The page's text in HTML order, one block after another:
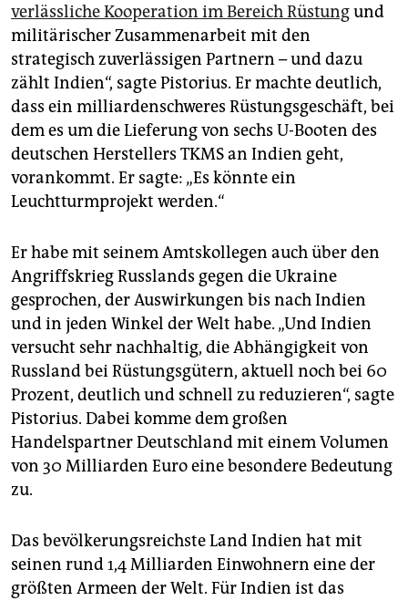
verlässliche Kooperation im Bereich Rüstungund
militärischer Zusammenarbeit mit den
strategisch zuverlässigen Partnern – und dazu
zählt Indien“, sagte Pistorius. Er machte deutlich,
dass ein milliardenschweres Rüstungsgeschäft, bei
dem es um die Lieferung von sechs U-Booten des
deutschen Herstellers TKMS an Indien geht,
vorankommt. Er sagte: „Es könnte ein
Leuchtturmprojekt werden.“
Er habe mit seinem Amtskollegen auch über den
Angriffskrieg Russlands gegen die Ukraine
gesprochen, der Auswirkungen bis nach Indien
und in jeden Winkel der Welt habe. „Und Indien
versucht sehr nachhaltig, die Abhängigkeit von
Russland bei Rüstungsgütern, aktuell noch bei 60
Prozent, deutlich und schnell zu reduzieren“, sagte
Pistorius. Dabei komme dem großen
Handelspartner Deutschland mit einem Volumen
von 30 Milliarden Euro eine besondere Bedeutung
zu.
Das bevölkerungsreichste Land Indien hat mit
seinen rund 1,4 Milliarden Einwohnern eine der
größten Armeen der Welt. Für Indien ist das